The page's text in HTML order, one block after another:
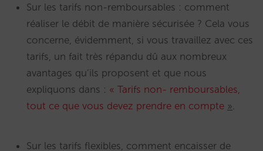
Sur les tarifs non-remboursables : comment
réaliser le débit de manière sécurisée ? Cela vous
concerne, évidemment, si vous travaillez avec ces
tarifs, un fait très répandu dû aux nombreux
avantages qu’ils proposent et que nous
expliquons dans : « Tarifs non- remboursables,
tout ce que vous devez prendre en compte »
Sur les tarifs flexibles, comment encaisser de